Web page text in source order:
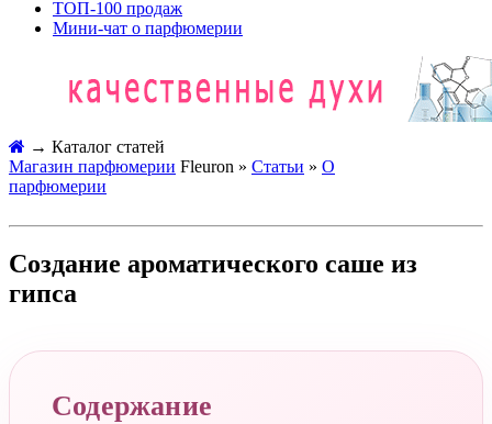
ТОП-100 продаж
Мини-чат о парфюмерии
→ Каталог статей
Магазин парфюмерии Fleuron » Статьи » О
парфюмерии
Создание ароматического саше из
гипса
Содержание